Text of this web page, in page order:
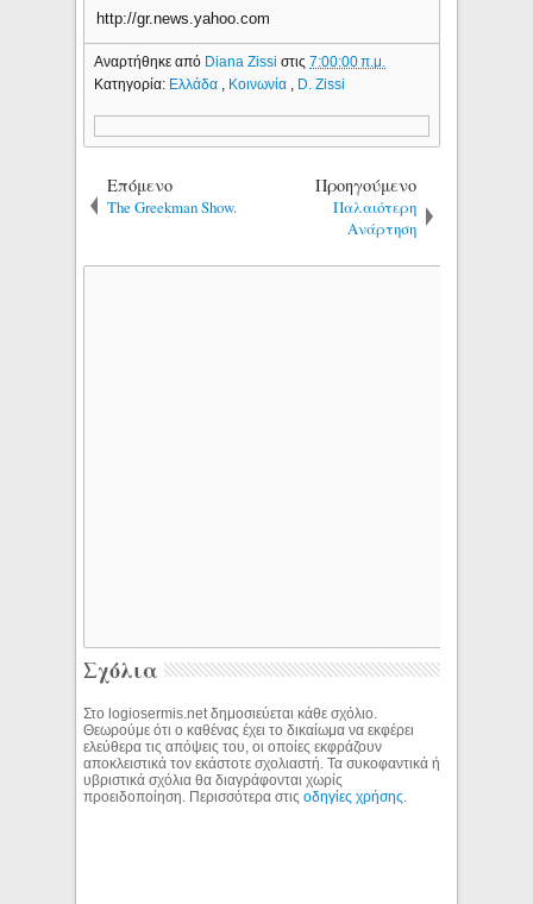
http://gr.news.yahoo.com
Αναρτήθηκε από Diana Zissiστις7:00:00 π.μ.
Κατηγορία: Ελλάδα , Κοινωνία , D. Zissi
Επόμενο
The Greekman Show.
Προηγούμενο
Παλαιότερη
Ανάρτηση
Σχόλια
Στο logiosermis.net δημοσιεύεται κάθε σχόλιο.
Θεωρούμε ότι ο καθένας έχει το δικαίωμα να εκφέρει
ελεύθερα τις απόψεις του, οι οποίες εκφράζουν
αποκλειστικά τον εκάστοτε σχολιαστή. Τα συκοφαντικά ή
υβριστικά σχόλια θα διαγράφονται χωρίς
προειδοποίηση. Περισσότερα στιςοδηγίες χρήσης.